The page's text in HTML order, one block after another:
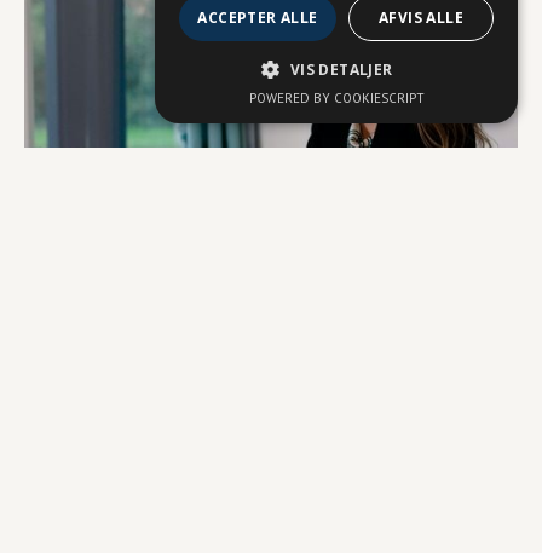
ACCEPTER ALLE AFVIS ALLE
VIS DETALJER
POWERED BY COOKIESCRIPT